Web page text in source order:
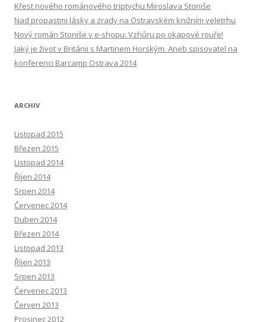
Křest nového románového triptychu Miroslava Stoniše
Nad propastmi lásky a zrady na Ostravském knižním veletrhu
Nový román Stoniše v e-shopu: Vzhůru po okapové rouře!
Jaký je život v Británii s Martinem Horským. Aneb spisovatel na
konferenci Barcamp Ostrava 2014
ARCHIV
Listopad 2015
Březen 2015
Listopad 2014
Říjen 2014
Srpen 2014
Červenec 2014
Duben 2014
Březen 2014
Listopad 2013
Říjen 2013
Srpen 2013
Červenec 2013
Červen 2013
Prosinec 2012